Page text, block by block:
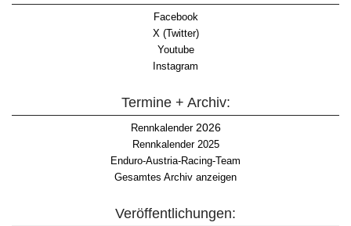
Facebook
X (Twitter)
Youtube
Instagram
Termine + Archiv:
Rennkalender2026
Rennkalender 2025
Enduro-Austria-Racing-Team
Gesamtes Archiv anzeigen
Veröffentlichungen: